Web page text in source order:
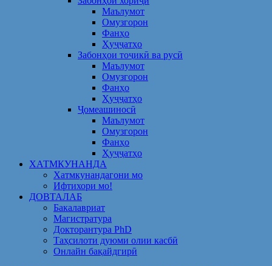
Маълумот
Омузгорон
Фанҳо
Ҳуҷҷатҳо
Забонҳои тоҷикӣ ва русӣ
Маълумот
Омузгорон
Фанҳо
Ҳуҷҷатҳо
Ҷомеашиносӣ
Маълумот
Омузгорон
Фанҳо
Ҳуҷҷатҳо
ХАТМКУНАНДА
Хатмкунандагони мо
Ифтихори мо!
ДОВТАЛАБ
Бакалавриат
Магистратура
Докторантура PhD
Таҳсилоти дуюми олии касбӣ
Онлайн бақайдгирӣ